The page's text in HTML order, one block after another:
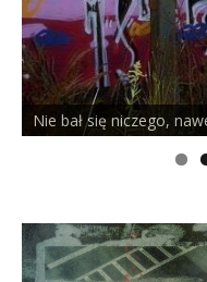
się niczego, nawet tej